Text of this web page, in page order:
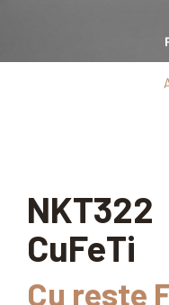
NKT322
CuFeTi
Cu reste